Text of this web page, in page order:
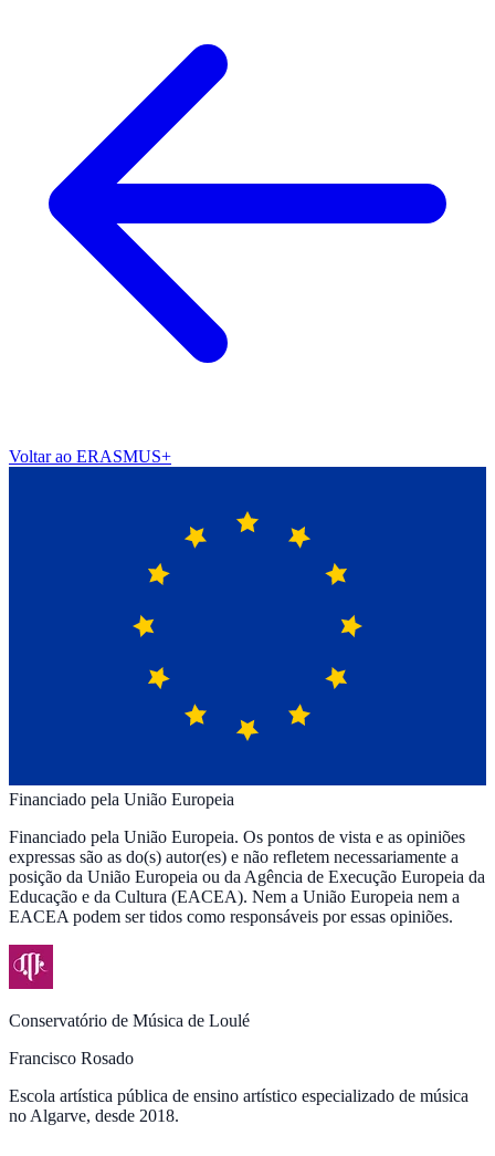
Voltar ao ERASMUS+
Financiado pela União Europeia
Financiado pela União Europeia. Os pontos de vista e as opiniões
expressas são as do(s) autor(es) e não refletem necessariamente a
posição da União Europeia ou da Agência de Execução Europeia da
Educação e da Cultura (EACEA). Nem a União Europeia nem a
EACEA podem ser tidos como responsáveis por essas opiniões.
Conservatório de Música de Loulé
Francisco Rosado
Escola artística pública de ensino artístico especializado de música
no Algarve, desde 2018.